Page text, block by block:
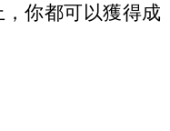
你都可以獲得成